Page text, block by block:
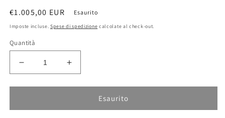
Prezzo
di
€1.005,00 EUR Esaurito
Imposte incluse. Spese di spedizione calcolate al check-out.
Quantità
Diminuisci
quantità
per
5350
Aumenta
quantità
per
Rasaerba
5350
Esaurito